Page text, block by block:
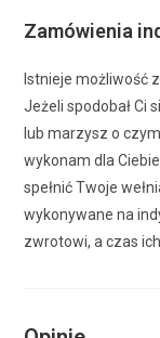
Zamówienia
Istnieje możliwość
Jeżeli spodobał Ci
lub marzysz o
wykonam dla
spełnić Twoje
wykonywane na
zwrotowi, a czas